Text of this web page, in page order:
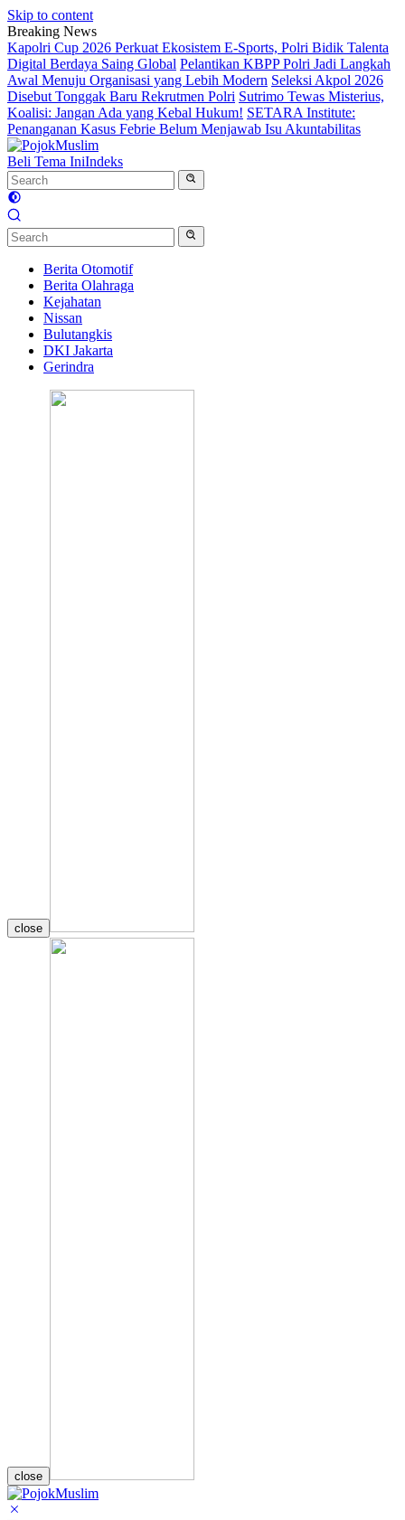
Skip to content
Breaking News
Kapolri Cup 2026 Perkuat Ekosistem E-Sports, Polri Bidik Talenta
Digital Berdaya Saing Global Pelantikan KBPP Polri Jadi Langkah
Awal Menuju Organisasi yang Lebih Modern Seleksi Akpol 2026
Disebut Tonggak Baru Rekrutmen Polri Sutrimo Tewas Misterius,
Koalisi: Jangan Ada yang Kebal Hukum! SETARA Institute:
Penanganan Kasus Febrie Belum Menjawab Isu Akuntabilitas
Beli Tema IniIndeks
Berita Otomotif
Berita Olahraga
Kejahatan
Nissan
Bulutangkis
DKI Jakarta
Gerindra
close
close